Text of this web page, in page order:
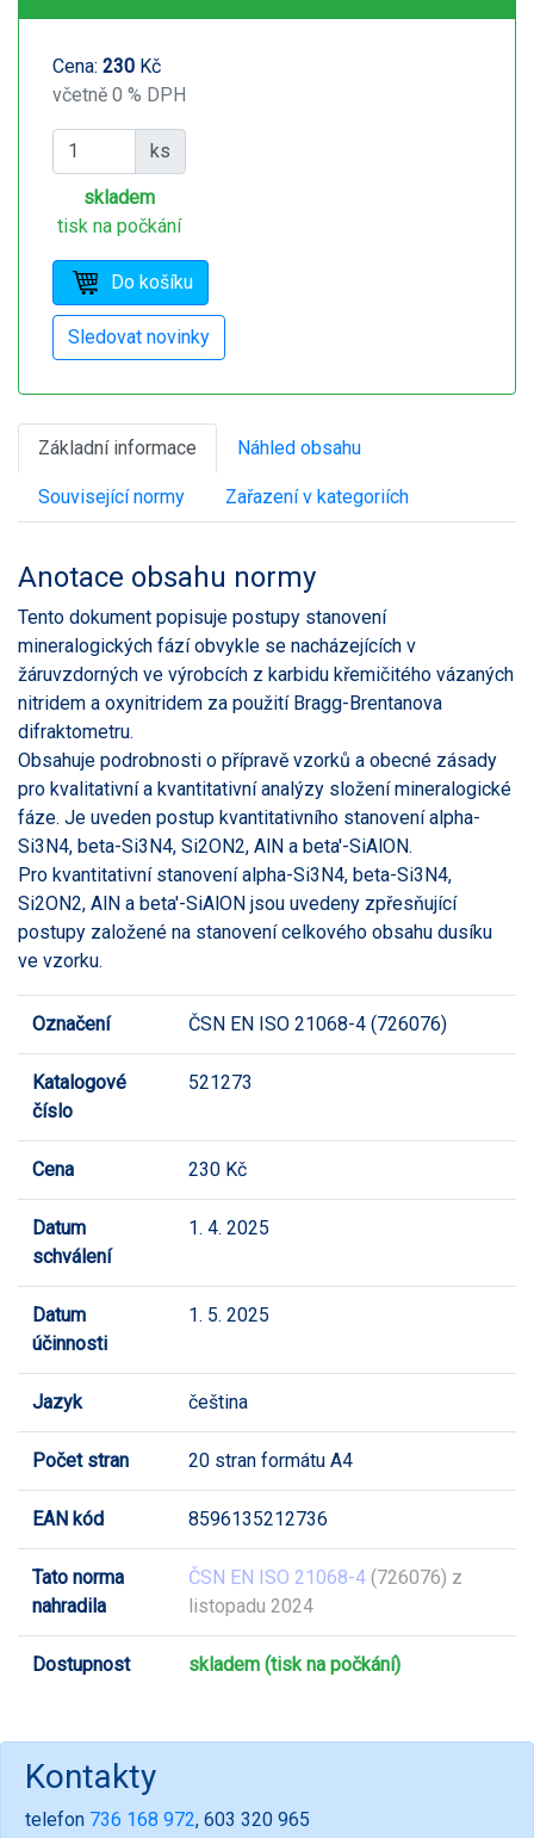
Cena: 230 Kč
včetně 0 % DPH
ks
skladem
tisk na počkání
Základní informace Náhled obsahu
Související normy Zařazení v kategoriích
Anotace obsahu normy
Tento dokument popisuje postupy stanovení
mineralogických fází obvykle se nacházejících v
žáruvzdorných ve výrobcích z karbidu křemičitého vázaných
nitridem a oxynitridem za použití Bragg-Brentanova
difraktometru.
Obsahuje podrobnosti o přípravě vzorků a obecné zásady
pro kvalitativní a kvantitativní analýzy složení mineralogické
fáze. Je uveden postup kvantitativního stanovení alpha-
Si3N4, beta-Si3N4, Si2ON2, AlN a beta'-SiAlON.
Pro kvantitativní stanovení alpha-Si3N4, beta-Si3N4,
Si2ON2, AlN a beta'-SiAlON jsou uvedeny zpřesňující
postupy založené na stanovení celkového obsahu dusíku
ve vzorku.
Označení ČSN EN ISO 21068-4 (726076)
Katalogové
číslo
521273
Cena 230 Kč
Datum
schválení
1. 4. 2025
Datum
účinnosti
1. 5. 2025
Jazyk čeština
Počet stran 20 stran formátu A4
EAN kód 8596135212736
Tato norma
nahradila
ČSN EN ISO 21068-4 (726076) z
listopadu 2024
Dostupnost skladem (tisk na počkání)
Kontakty
telefon 736 168 972, 603 320 965